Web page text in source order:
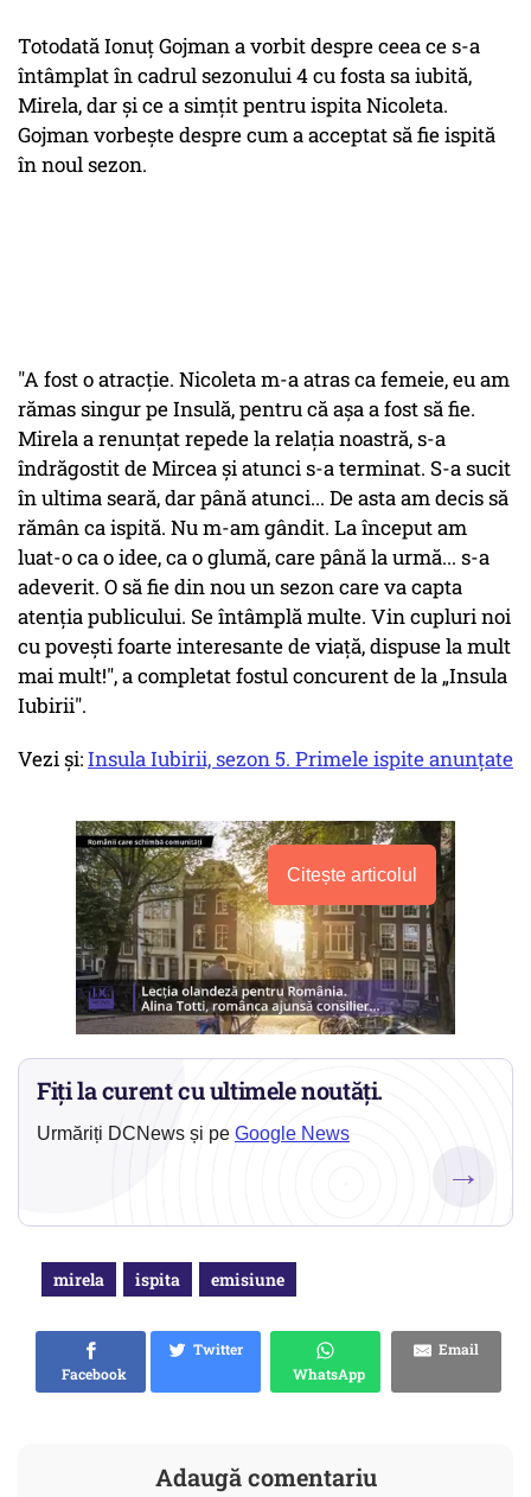
Totodată Ionuț Gojman a vorbit despre ceea ce s-a
întâmplat în cadrul sezonului 4 cu fosta sa iubită,
Mirela, dar și ce a simțit pentru ispita Nicoleta.
Gojman vorbește despre cum a acceptat să fie ispită
în noul sezon.
"A fost o atracţie. Nicoleta m-a atras ca femeie, eu am
rămas singur pe Insulă, pentru că aşa a fost să fie.
Mirela a renunţat repede la relaţia noastră, s-a
îndrăgostit de Mircea şi atunci s-a terminat. S-a sucit
în ultima seară, dar până atunci... De asta am decis să
rămân ca ispită. Nu m-am gândit. La început am
luat-o ca o idee, ca o glumă, care până la urmă... s-a
adeverit. O să fie din nou un sezon care va capta
atenţia publicului. Se întâmplă multe. Vin cupluri noi
cu poveşti foarte interesante de viaţă, dispuse la mult
mai mult!", a completat fostul concurent de la „Insula
Iubirii".
Vezi și:Insula Iubirii, sezon 5. Primele ispite anunțate
Citește articolul
Fiți la curent cu ultimele noutăți.
Urmăriți DCNews și pe Google News
→
mirela ispita emisiune
Facebook
Twitter
WhatsApp
Email
Adaugă comentariu